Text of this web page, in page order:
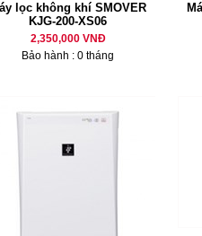
lọc không khí SMOVER
KJG-200-XS06
2,350,000 VNĐ
Bảo hành : 0 tháng